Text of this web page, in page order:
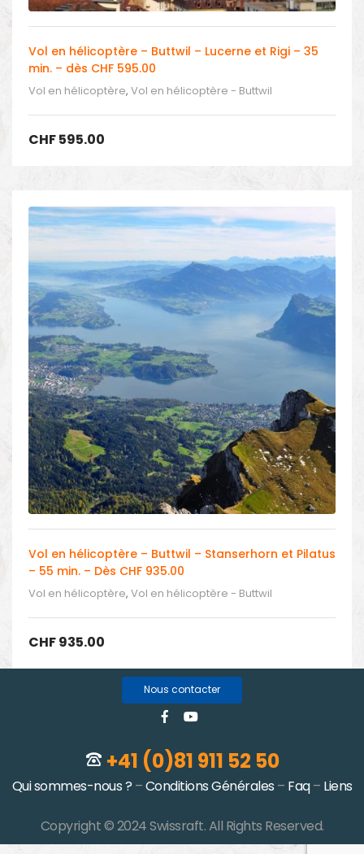
Vol en hélicoptère – Buttwil – Lucerne et Rigi – 35
min. – dès CHF 595.00
Vol en hélicoptère, Vol en hélicoptère - Buttwil
CHF595.00
Vol en hélicoptère – Buttwil – Stanserhorn et Pilatus
– 55 min. – Dès CHF 935.00
Vol en hélicoptère, Vol en hélicoptère - Buttwil
CHF935.00
Nous contacter
+41 (0)81 911 52 50
Qui sommes-nous ? –Conditions Générales – Faq– Liens
Copyright © 2024 Swissraft. All Rights Reserved.